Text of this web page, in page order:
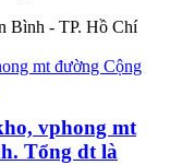
Bình - TP. Hồ Chí
vphong mt
Tổng dt là